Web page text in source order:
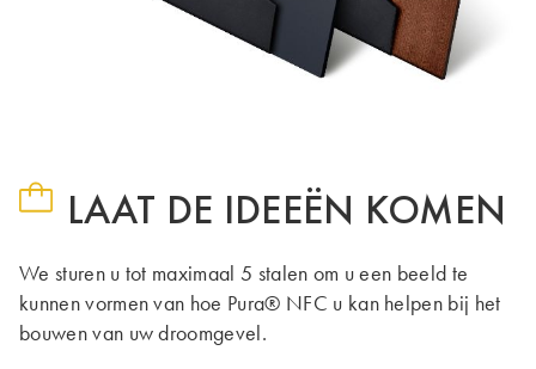
LAAT DE IDEEËN KOMEN
We sturen u tot maximaal 5 stalen om u een beeld te
kunnen vormen van hoe Pura® NFC u kan helpen bij het
bouwen van uw droomgevel.